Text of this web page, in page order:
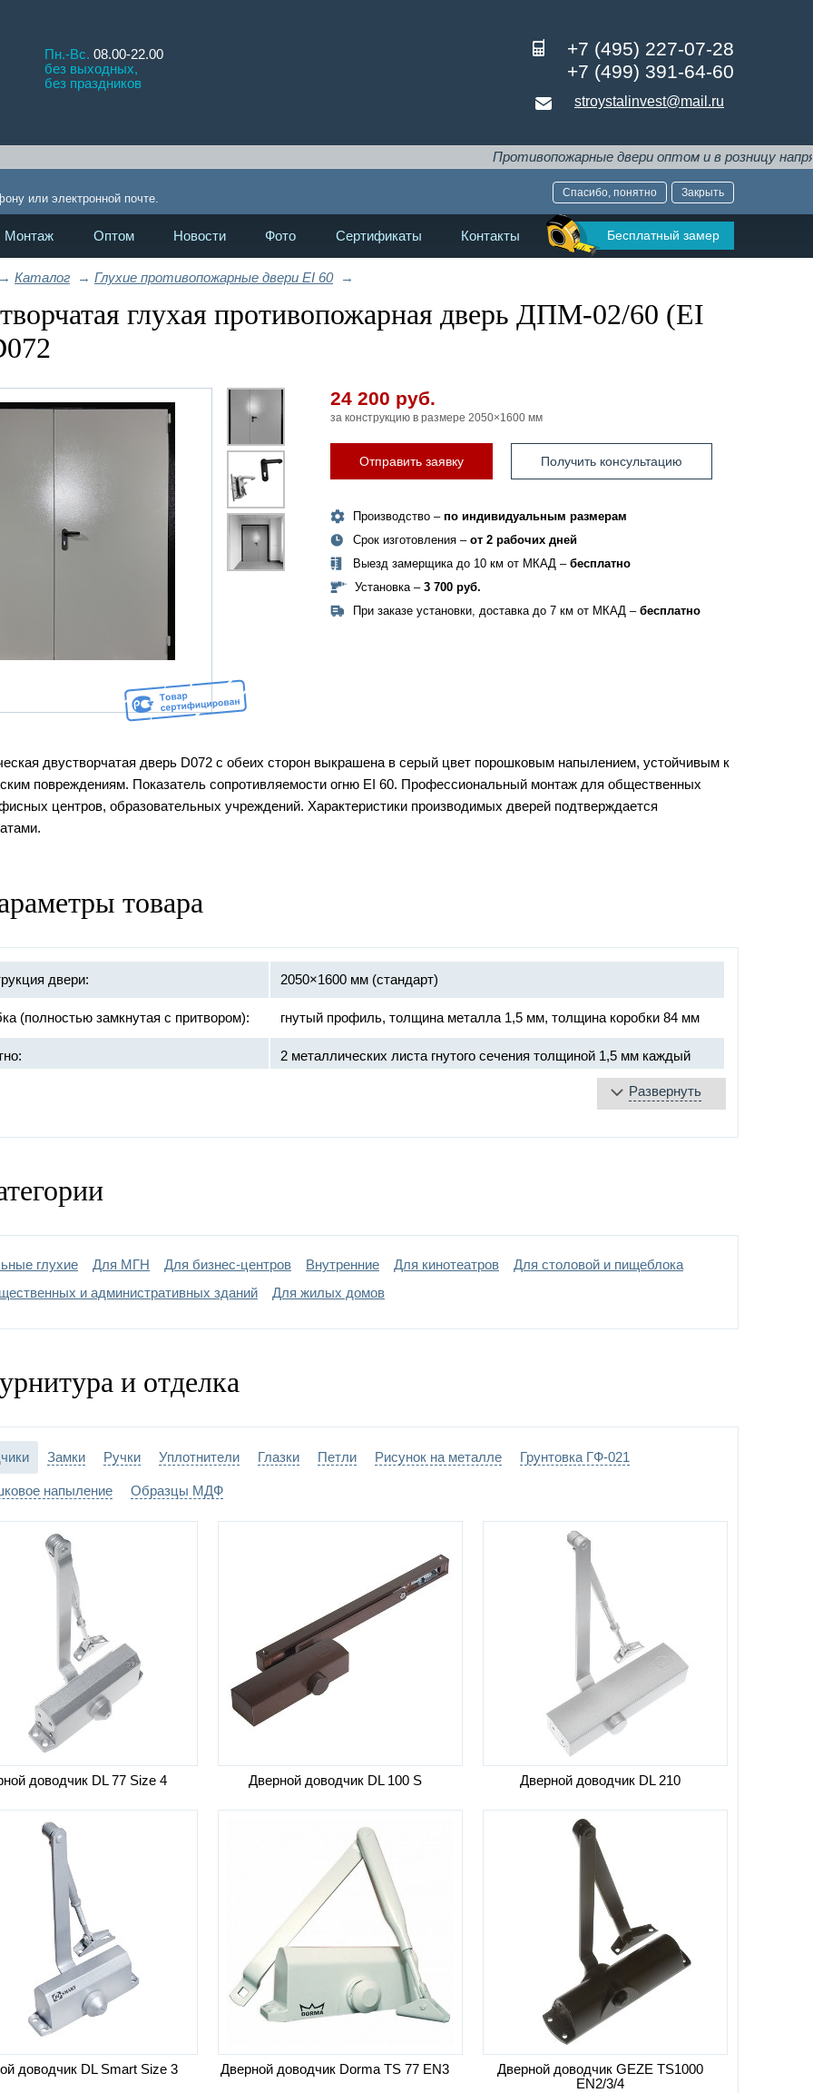
Пн.-Вс. 08.00-22.00
без выходных,
без праздников
+7 (495) 227-07-28
+7 (499) 391-64-60
stroystalinvest@mail.ru
Противопожарные двери оптом и в розницу напрямую от
или электронной почте.
Спасибо, понятно Закрыть
Монтаж Оптом Новости Фото Сертификаты Контакты Бесплатный замер
Каталог → Глухие противопожарные двери EI 60→
глухая противопожарная дверь ДПМ-02/60 (EI
24 200 руб.
за конструкцию в размере 2050×1600 мм
Отправить заявку Получить консультацию
Производство – по индивидуальным размерам
Срок изготовления – от 2 рабочих дней
Выезд замерщика до 10 км от МКАД – бесплатно
Установка – 3 700 руб.
При заказе установки, доставка до 7 км от МКАД – бесплатно
двустворчатая дверь D072 с обеих сторон выкрашена в серый цвет порошковым напылением, устойчивым к
повреждениям. Показатель сопротивляемости огню EI 60. Профессиональный монтаж для общественных
центров, образовательных учреждений. Характеристики производимых дверей подтверждается
товара
двери: 2050×1600 мм (стандарт)
(полностью замкнутая с притвором): гнутый профиль, толщина металла 1,5 мм, толщина коробки 84 мм
2 металлических листа гнутого сечения толщиной 1,5 мм каждый
4 шт, на закрытых подшипниках Ø20 мм
Развернуть
глухие Для МГН Для бизнес-центров Внутренние Для кинотеатров
Для столовой и пищеблока
и административных зданий
Для жилых домов
и отделка
Замки Ручки Уплотнители Глазки Петли Рисунок на металле Грунтовка ГФ-021
напыление Образцы МДФ
доводчик DL 77 Size 4 Дверной доводчик DL 100 S Дверной доводчик DL 210
доводчик DL Smart Size 3 Дверной доводчик Dorma TS 77 EN3
Дверной доводчик GEZE TS1000
EN2/3/4